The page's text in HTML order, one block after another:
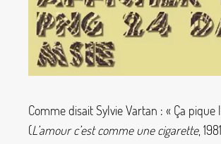
Comme disait Sylvie Vartan : « Ça pique
(L’amour c’est comme une cigarette,